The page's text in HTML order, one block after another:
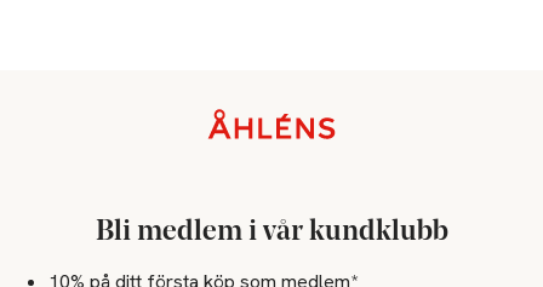
Bli medlem i vår kundklubb
10% på ditt första köp som medlem*